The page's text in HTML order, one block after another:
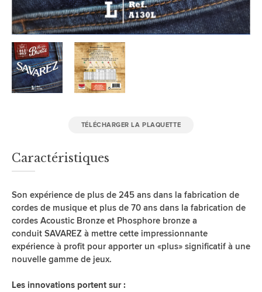
TÉLÉCHARGER LA PLAQUETTE
Caractéristiques
Son expérience de plus de 245 ans dans la fabrication de
cordes de musique et plus de 70 ans dans la fabrication de
cordes Acoustic Bronze et Phosphore bronze a
conduit SAVAREZ à mettre cette impressionnante
expérience à profit pour apporter un «plus» significatif à une
nouvelle gamme de jeux.
Les innovations portent sur :